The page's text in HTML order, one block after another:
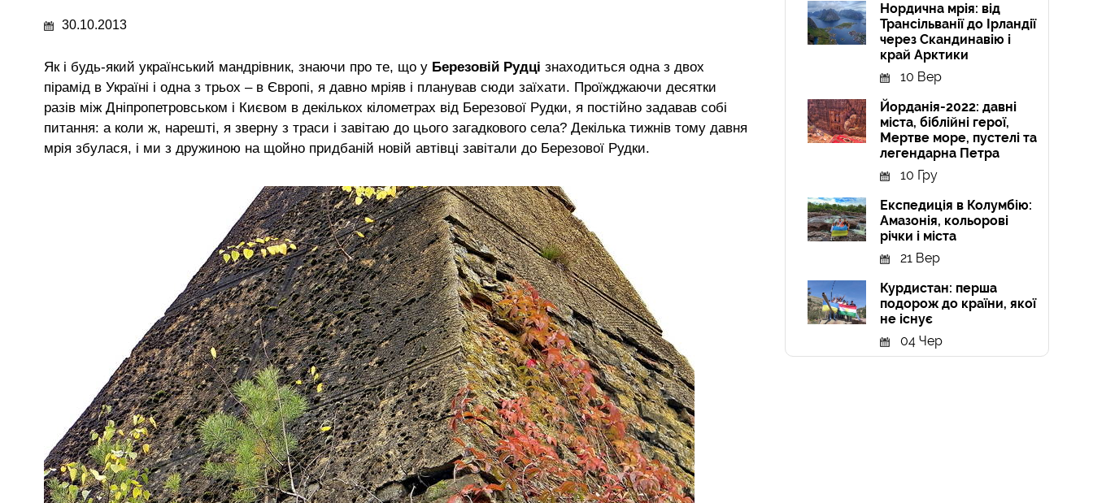
30.10.2013
Як і будь-який український мандрівник, знаючи про те, що у Березовій Рудці знаходиться одна з двох
пірамід в Україні і одна з трьох – в Європі, я давно мріяв і планував сюди заїхати. Проїжджаючи десятки
разів між Дніпропетровськом і Києвом в декількох кілометрах від Березової Рудки, я постійно задавав собі
питання: а коли ж, нарешті, я зверну з траси і завітаю до цього загадкового села? Декілька тижнів тому давня
мрія збулася, і ми з дружиною на щойно придбаній новій автівці завітали до Березової Рудки.
Нордична мрія: від
Трансільванії до Ірландії
через Скандинавію і
край Арктики
10 Вер
Йорданія-2022: давні
міста, біблійні герої,
Мертве море, пустелі та
легендарна Петра
10 Гру
Експедиція в Колумбію:
Амазонія, кольорові
річки і міста
21 Вер
Курдистан: перша
подорож до країни, якої
не існує
04 Чер